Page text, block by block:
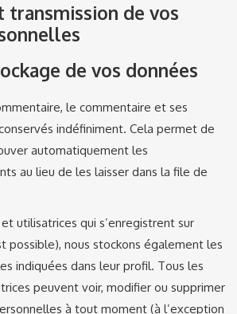
de vos
de vos données
le commentaire et ses
indéfiniment. Cela permet de
automatiquement les
au lieu de les laisser dans la file de
utilisatrices qui s’enregistrent sur
possible), nous stockons également les
indiquées dans leur profil. Tous les
peuvent voir, modifier ou supprimer
à tout moment (à l’exception